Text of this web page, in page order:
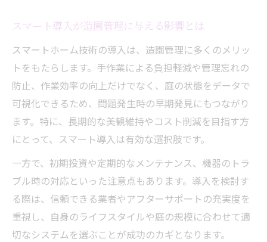
スマート導入が造園管理に与える影響とは
スマートホーム技術の導入は、造園管理に多くのメリッ
トをもたらします。手作業による負担軽減や管理忘れの
防止、作業効率の向上だけでなく、庭の状態をデータで
可視化できるため、問題発生時の早期発見にもつながり
ます。特に、長期的な美観維持やコスト削減を目指す方
にとって、スマート導入は有効な選択肢です。
一方で、初期投資や定期的なメンテナンス、機器のトラ
ブル時の対応といった注意点もあります。導入を検討す
る際は、信頼できる業者やアフターサポートの充実度を
重視し、自身のライフスタイルや庭の規模に合わせて適
切なシステムを選ぶことが成功のカギとなります。